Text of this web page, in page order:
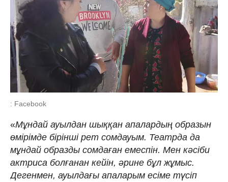
: Facebook
«Мұндай ауылдан шыққан апалардың образын
өмірімде бірінші рет сомдауым. Театрда да
мұндай образды сомдаған емеспін. Мен кәсіби
актриса болғанан кейін, әрине бұл жұмыс.
Дегенмен, ауылдағы апаларым есіме түсіп